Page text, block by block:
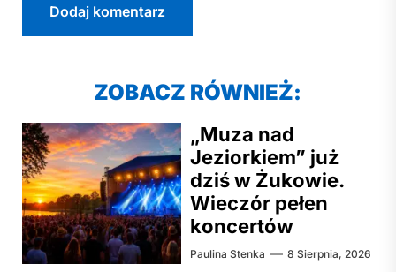
ZOBACZ RÓWNIEŻ:
„Muza nad
Jeziorkiem” już
dziś w Żukowie.
Wieczór pełen
koncertów
Paulina Stenka 8 Sierpnia, 2026